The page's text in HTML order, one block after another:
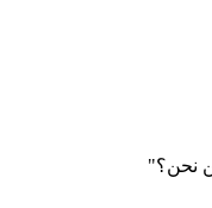
نحن؟"